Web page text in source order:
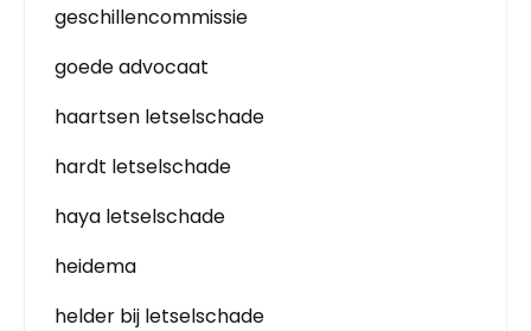
geschillencommissie
goede advocaat
haartsen letselschade
hardt letselschade
haya letselschade
heidema
helder bij letselschade